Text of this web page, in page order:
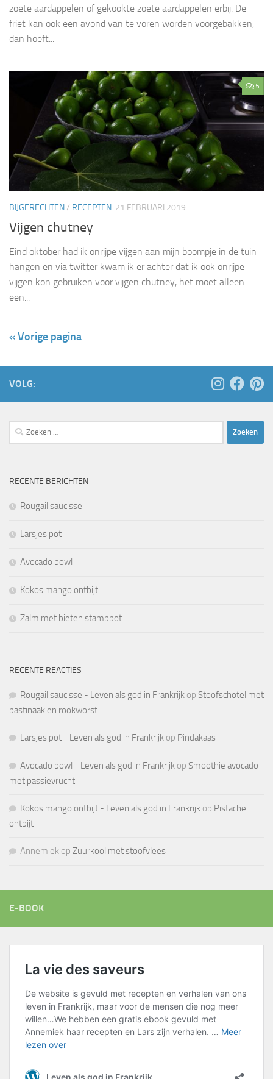
zoete aardappelen of gekookte zoete aardappelen erbij. De
friet kan ook een avond van te voren worden voorgebakken,
dan hoeft...
5
BIJGERECHTEN/ RECEPTEN 21 FEBRUARI 2019
Vijgen chutney
Eind oktober had ik onrijpe vijgen aan mijn boompje in de tuin
hangen en via twitter kwam ik er achter dat ik ook onrijpe
vijgen kon gebruiken voor vijgen chutney, het moet alleen
een...
« Vorige pagina
VOLG:
Zoeken
naar:
RECENTE BERICHTEN
Rougail saucisse
Larsjes pot
Avocado bowl
Kokos mango ontbijt
Zalm met bieten stamppot
RECENTE REACTIES
Rougail saucisse - Leven als god in Frankrijk op Stoofschotel met
pastinaak en rookworst
Larsjes pot - Leven als god in Frankrijk op Pindakaas
Avocado bowl - Leven als god in Frankrijk op Smoothie avocado
met passievrucht
Kokos mango ontbijt - Leven als god in Frankrijk op Pistache
ontbijt
Annemiek op Zuurkool met stoofvlees
E-BOOK